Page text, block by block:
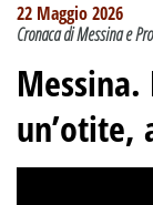
22 Maggio 2026
Cronaca di Messina e
un’otite,